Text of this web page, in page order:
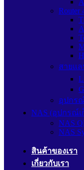
Router
สายแ
อุปกร
NAS (อุปกรณ์
NAS
NAS
สินค้าของเรา
เกี่ยวกับเรา